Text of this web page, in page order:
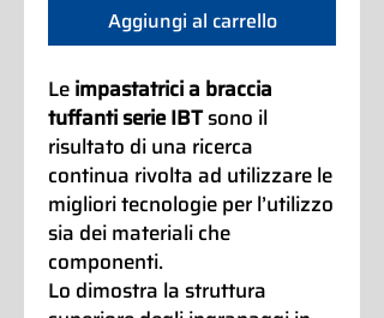
Aggiungi al carrello
Leimpastatrici a braccia
tuffanti serie IBTsono il
risultato di una ricerca
continua rivolta ad utilizzare le
migliori tecnologie per l’utilizzo
sia dei materiali che
componenti.
Lo dimostra la struttura